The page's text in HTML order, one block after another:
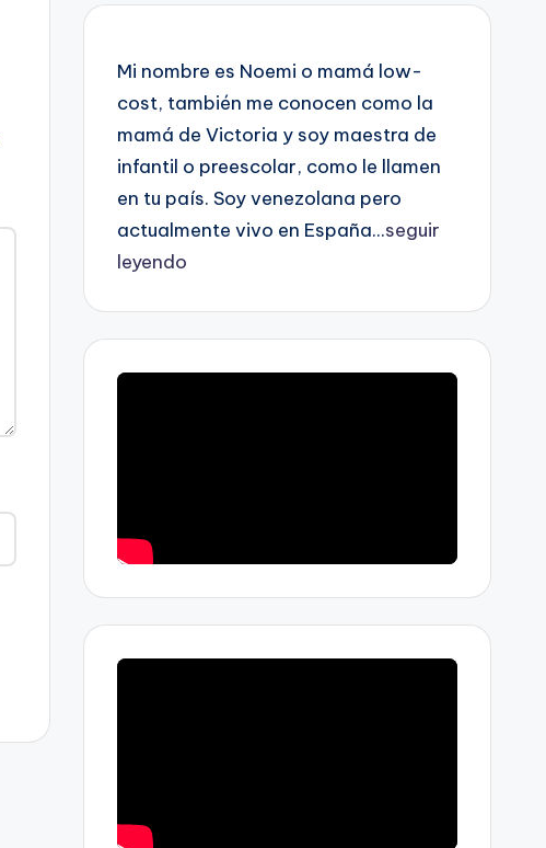
Mi nombre es Noemi o mamá low-
cost, también me conocen como la
mamá de Victoria y soy maestra de
infantil o preescolar, como le llamen
en tu país. Soy venezolana pero
actualmente vivo en España...seguir
leyendo